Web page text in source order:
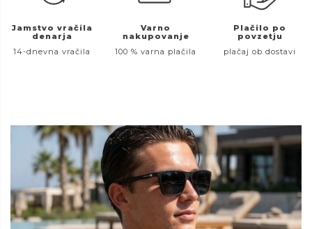
Jamstvo vračila
denarja
14-dnevna vračila
Varno
nakupovanje
100 % varna plačila
Plačilo po
povzetju
plačaj ob dostavi